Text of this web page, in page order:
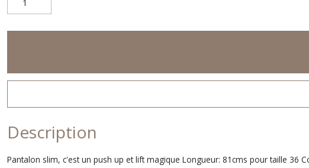
Description
Pantalon slim, c'est un push up et lift magique Longueur: 81cms pour taille 36